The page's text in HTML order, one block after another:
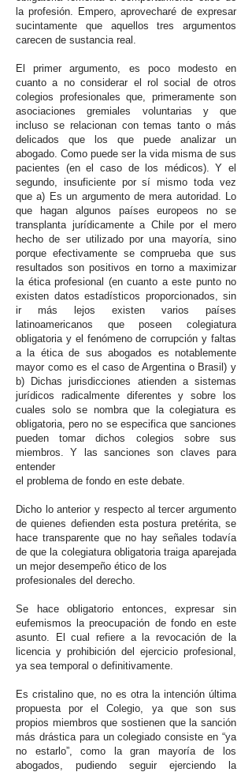
la profesión. Empero, aprovecharé de expresar
sucintamente que aquellos tres argumentos
carecen de sustancia real.
El primer argumento, es poco modesto en
cuanto a no considerar el rol social de otros
colegios profesionales que, primeramente son
asociaciones gremiales voluntarias y que
incluso se relacionan con temas tanto o más
delicados que los que puede analizar un
abogado. Como puede ser la vida misma de sus
pacientes (en el caso de los médicos). Y el
segundo, insuficiente por sí mismo toda vez
que a) Es un argumento de mera autoridad. Lo
que hagan algunos países europeos no se
transplanta jurídicamente a Chile por el mero
hecho de ser utilizado por una mayoría, sino
porque efectivamente se comprueba que sus
resultados son positivos en torno a maximizar
la ética profesional (en cuanto a este punto no
existen datos estadísticos proporcionados, sin
ir más lejos existen varios países
latinoamericanos que poseen colegiatura
obligatoria y el fenómeno de corrupción y faltas
a la ética de sus abogados es notablemente
mayor como es el caso de Argentina o Brasil) y
b) Dichas jurisdicciones atienden a sistemas
jurídicos radicalmente diferentes y sobre los
cuales solo se nombra que la colegiatura es
obligatoria, pero no se especifica que sanciones
pueden tomar dichos colegios sobre sus
miembros. Y las sanciones son claves para
entender
el problema de fondo en este debate.
Dicho lo anterior y respecto al tercer argumento
de quienes defienden esta postura pretérita, se
hace transparente que no hay señales todavía
de que la colegiatura obligatoria traiga aparejada
un mejor desempeño ético de los
profesionales del derecho.
Se hace obligatorio entonces, expresar sin
eufemismos la preocupación de fondo en este
asunto. El cual refiere a la revocación de la
licencia y prohibición del ejercicio profesional,
ya sea temporal o definitivamente.
Es cristalino que, no es otra la intención última
propuesta por el Colegio, ya que son sus
propios miembros que sostienen que la sanción
más drástica para un colegiado consiste en “ya
no estarlo”, como la gran mayoría de los
abogados, pudiendo seguir ejerciendo la